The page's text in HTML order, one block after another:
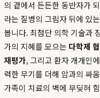
의 곁에서 든든한 동반자가
라는 질병의 그림자 뒤에 있
봅니다. 최첨단 의학 기술과
가의 지혜를 모으는 다학제
재평가, 그리고 환자 개개인
력한 무기를 더해 암과의 싸
가족이 치료의 벽에 부딪혀